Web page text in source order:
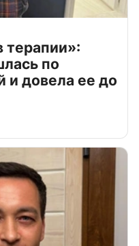
терапии»:
по
и довела ее до